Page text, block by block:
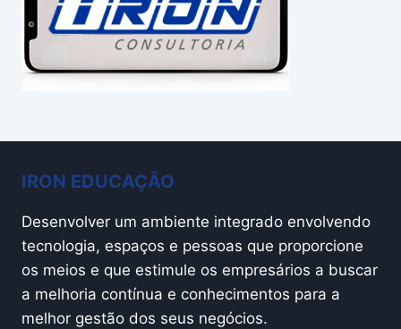
IRON EDUCAÇÃO
Desenvolver um ambiente integrado envolvendo
tecnologia, espaços e pessoas que proporcione
os meios e que estimule os empresários a buscar
a melhoria contínua e conhecimentos para a
melhor gestão dos seus negócios.